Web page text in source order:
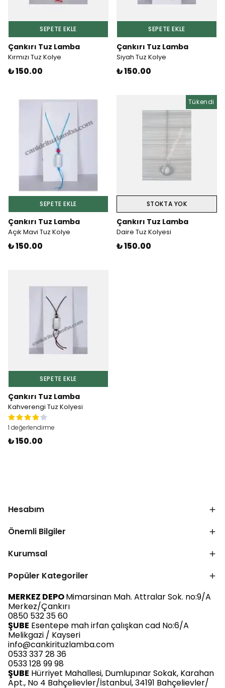
SEPETE EKLE
Çankırı Tuz Lamba
Kırmızı Tuz Kolye
₺ 150.00
SEPETE EKLE
Çankırı Tuz Lamba
Siyah Tuz Kolye
₺ 150.00
SEPETE EKLE
Çankırı Tuz Lamba
Açık Mavi Tuz Kolye
₺ 150.00
Tükendi
STOKTA YOK
Çankırı Tuz Lamba
Daire Tuz Kolyesi
₺ 150.00
SEPETE EKLE
Çankırı Tuz Lamba
Kahverengi Tuz Kolyesi
1 değerlendirme
₺ 150.00
Hesabım
Önemli Bilgiler
Kurumsal
Popüler Kategoriler
MERKEZ DEPOMimarsinan Mah. Attralar Sok. no:9/A
Merkez/Çankırı
0850 532 35 60
ŞUBE Esentepe mah irfan çalışkan cad No:6/A
Melikgazi / Kayseri
info@cankirituzlamba.com
0533 337 28 36
0533 128 99 98
ŞUBE Hürriyet Mahallesi, Dumlupınar Sokak, Karahan
Apt., No 4 Bahçelievler/İstanbul, 34191 Bahçelievler/